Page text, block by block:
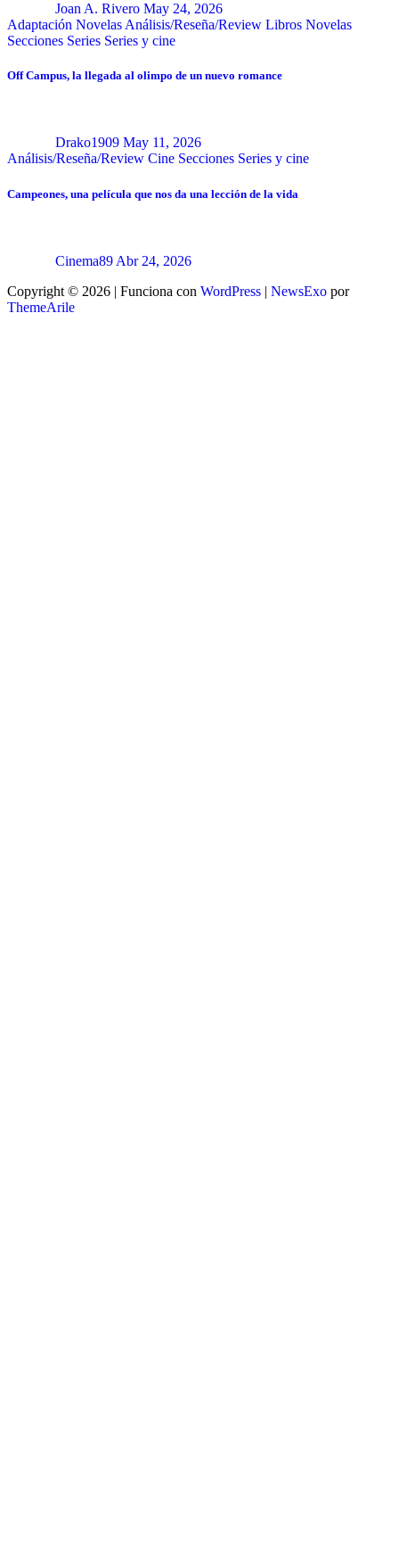
Joan A. Rivero May 24, 2026
Adaptación Novelas Análisis/Reseña/Review Libros Novelas
Secciones Series Series y cine
Off Campus, la llegada al olimpo de un nuevo romance
Drako1909 May 11, 2026
Análisis/Reseña/Review Cine Secciones Series y cine
Campeones, una película que nos da una lección de la vida
Cinema89 Abr 24, 2026
Copyright © 2026 | Funciona con WordPress | NewsExo por
ThemeArile